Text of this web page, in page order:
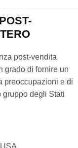
post-vendita
grado di fornire un
preoccupazioni e di
gruppo degli Stati